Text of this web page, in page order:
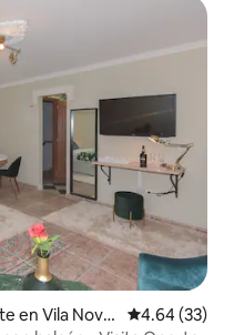
en Vila Nova
Calificación
4.64 (33)